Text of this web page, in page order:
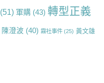
(51) 軍購 (43) 轉型正義
陳澄波 (40) 霧社事件 (25) 黃文雄